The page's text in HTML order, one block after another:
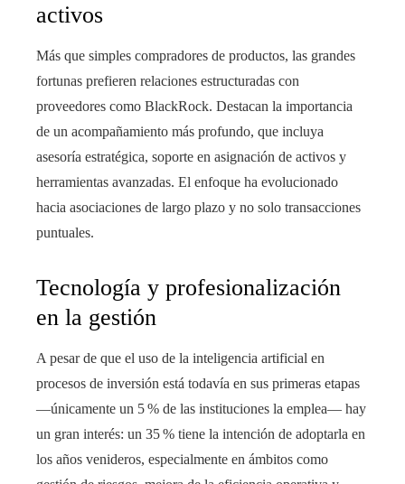
activos
Más que simples compradores de productos, las grandes
fortunas prefieren relaciones estructuradas con
proveedores como BlackRock. Destacan la importancia
de un acompañamiento más profundo, que incluya
asesoría estratégica, soporte en asignación de activos y
herramientas avanzadas. El enfoque ha evolucionado
hacia asociaciones de largo plazo y no solo transacciones
puntuales.
Tecnología y profesionalización
en la gestión
A pesar de que el uso de la inteligencia artificial en
procesos de inversión está todavía en sus primeras etapas
—únicamente un 5 % de las instituciones la emplea— hay
un gran interés: un 35 % tiene la intención de adoptarla en
los años venideros, especialmente en ámbitos como